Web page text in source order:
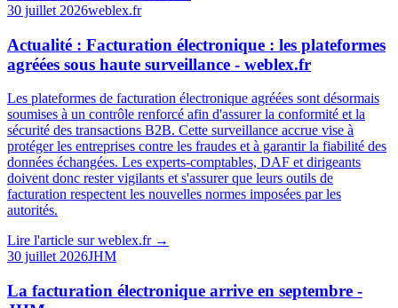
30 juillet 2026weblex.fr
Actualité : Facturation électronique : les plateformes
agréées sous haute surveillance - weblex.fr
Les plateformes de facturation électronique agréées sont désormais
soumises à un contrôle renforcé afin d'assurer la conformité et la
sécurité des transactions B2B. Cette surveillance accrue vise à
protéger les entreprises contre les fraudes et à garantir la fiabilité des
données échangées. Les experts-comptables, DAF et dirigeants
doivent donc rester vigilants et s'assurer que leurs outils de
facturation respectent les nouvelles normes imposées par les
autorités.
Lire l'article surweblex.fr→
30 juillet 2026JHM
La facturation électronique arrive en septembre -